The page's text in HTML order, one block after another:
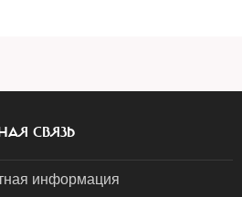
СВЯЗЬ
информация